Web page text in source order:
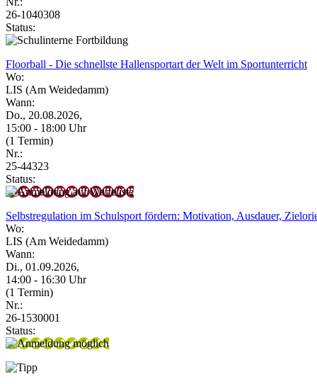
26-1040308
Status:
Floorball - Die schnellste Hallensportart der Welt im Sportunterricht
Wo:
LIS (Am Weidedamm)
Wann:
Do., 20.08.2026,
15:00 - 18:00 Uhr
(1 Termin)
Nr.:
25-44323
Status:
Selbstregulation im Schulsport fördern: Motivation, Ausdauer,
Wo:
LIS (Am Weidedamm)
Wann:
Di., 01.09.2026,
14:00 - 16:30 Uhr
(1 Termin)
Nr.:
26-1530001
Status: